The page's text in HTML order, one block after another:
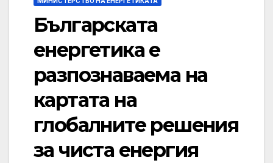
Българската
енергетика е
разпознаваема на
картата на
глобалните решения
за чиста енергия